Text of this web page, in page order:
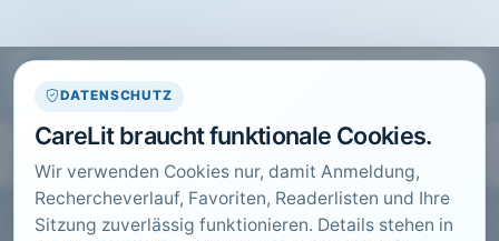
DATENSCHUTZ
CareLit braucht funktionale Cookies.
Wir verwenden Cookies nur, damit Anmeldung,
Rechercheverlauf, Favoriten, Readerlisten und Ihre
Sitzung zuverlässig funktionieren. Details stehen in